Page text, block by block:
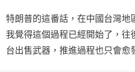
特朗普的這番話，在中國台灣地
我覺得這個過程已經開始了，往
台出售武器，推進過程也只會愈